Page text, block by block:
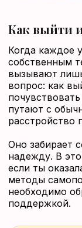
Как выйти
Когда каждое
собственным
вызывают
вопрос: как
путают с
расстройство
Оно забирает
надежду. В
если ты
методы
необходимо
поддержкой.